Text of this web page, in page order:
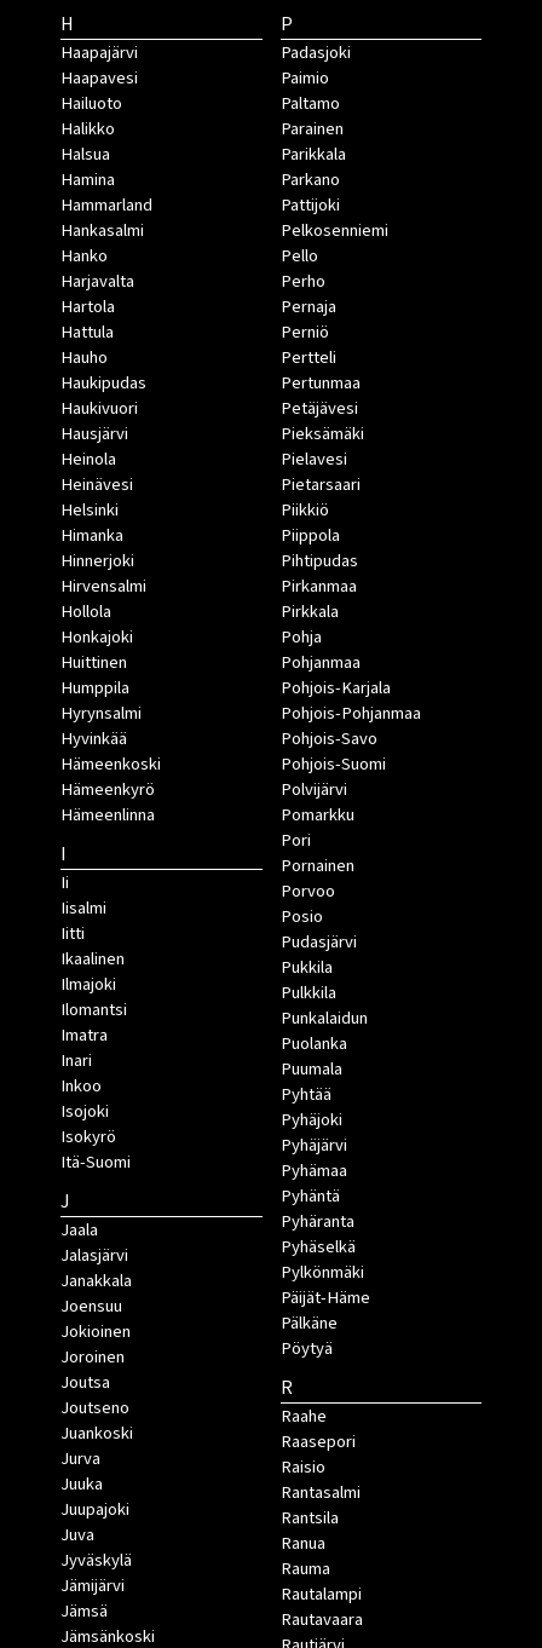
H
Haapajärvi
Haapavesi
Hailuoto
Halikko
Halsua
Hamina
Hammarland
Hankasalmi
Hanko
Harjavalta
Hartola
Hattula
Hauho
Haukipudas
Haukivuori
Hausjärvi
Heinola
Heinävesi
Helsinki
Himanka
Hinnerjoki
Hirvensalmi
Hollola
Honkajoki
Huittinen
Humppila
Hyrynsalmi
Hyvinkää
Hämeenkoski
Hämeenkyrö
Hämeenlinna
I
Ii
Iisalmi
Iitti
Ikaalinen
Ilmajoki
Ilomantsi
Imatra
Inari
Inkoo
Isojoki
Isokyrö
Itä-Suomi
J
Jaala
Jalasjärvi
Janakkala
Joensuu
Jokioinen
Joroinen
Joutsa
Joutseno
Juankoski
Jurva
Juuka
Juupajoki
Juva
Jyväskylä
Jämijärvi
Jämsä
Jämsänkoski
P
Padasjoki
Paimio
Paltamo
Parainen
Parikkala
Parkano
Pattijoki
Pelkosenniemi
Pello
Perho
Pernaja
Perniö
Pertteli
Pertunmaa
Petäjävesi
Pieksämäki
Pielavesi
Pietarsaari
Piikkiö
Piippola
Pihtipudas
Pirkanmaa
Pirkkala
Pohja
Pohjanmaa
Pohjois-Karjala
Pohjois-Pohjanmaa
Pohjois-Savo
Pohjois-Suomi
Polvijärvi
Pomarkku
Pori
Pornainen
Porvoo
Posio
Pudasjärvi
Pukkila
Pulkkila
Punkalaidun
Puolanka
Puumala
Pyhtää
Pyhäjoki
Pyhäjärvi
Pyhämaa
Pyhäntä
Pyhäranta
Pyhäselkä
Pylkönmäki
Päijät-Häme
Pälkäne
Pöytyä
R
Raahe
Raasepori
Raisio
Rantasalmi
Rantsila
Ranua
Rauma
Rautalampi
Rautavaara